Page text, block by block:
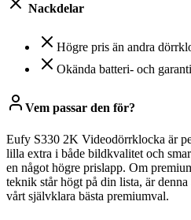
Nackdelar
Högre pris än andra
Okända batteri- och
Vem passar den för?
Eufy S330 2K Videodörrklocka är
lilla extra i både bildkvalitet och
en något högre prislapp. Om
teknik står högt på din lista, är
vårt självklara bästa premiumval.